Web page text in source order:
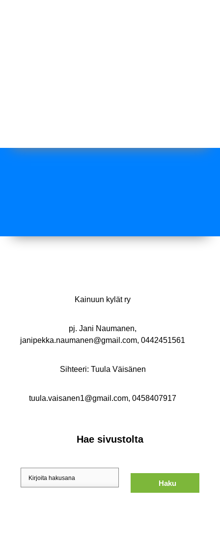
Kainuun kylät ry
pj. Jani Naumanen,
janipekka.naumanen@gmail.com, 0442451561
Sihteeri: Tuula Väisänen
tuula.vaisanen1@gmail.com, 0458407917
Hae sivustolta